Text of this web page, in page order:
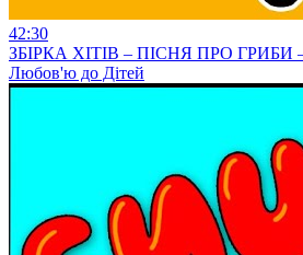
42:30
ЗБІРКА ХІТІВ – ПІСНЯ ПРО ГРИБИ –
Любов'ю до Дітей